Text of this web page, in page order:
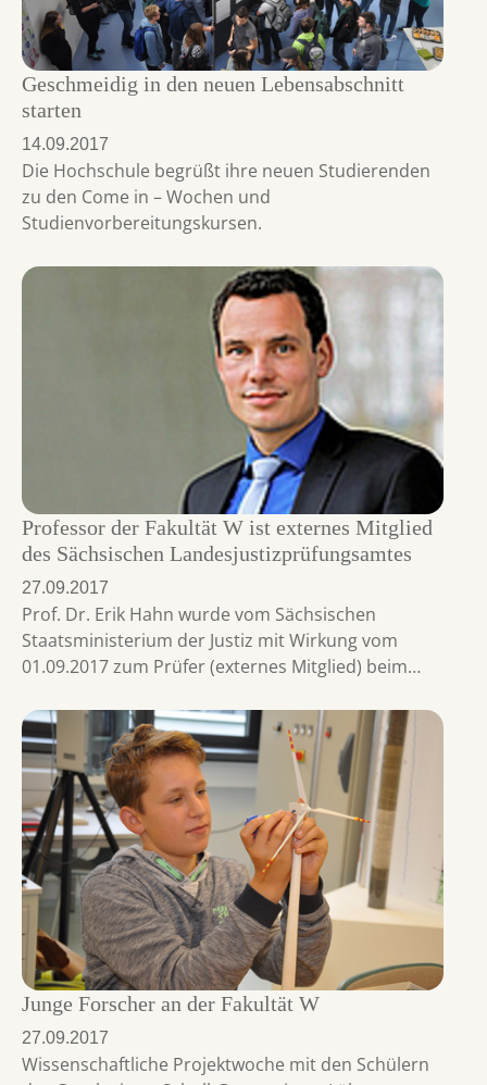
Geschmeidig in den neuen Lebensabschnitt
starten
14.09.2017
Die Hochschule begrüßt ihre neuen Studierenden
zu den Come in – Wochen und
Studienvorbereitungskursen.
Professor der Fakultät W ist externes Mitglied
des Sächsischen Landesjustizprüfungsamtes
27.09.2017
Prof. Dr. Erik Hahn wurde vom Sächsischen
Staatsministerium der Justiz mit Wirkung vom
01.09.2017 zum Prüfer (externes Mitglied) beim…
Junge Forscher an der Fakultät W
27.09.2017
Wissenschaftliche Projektwoche mit den Schülern